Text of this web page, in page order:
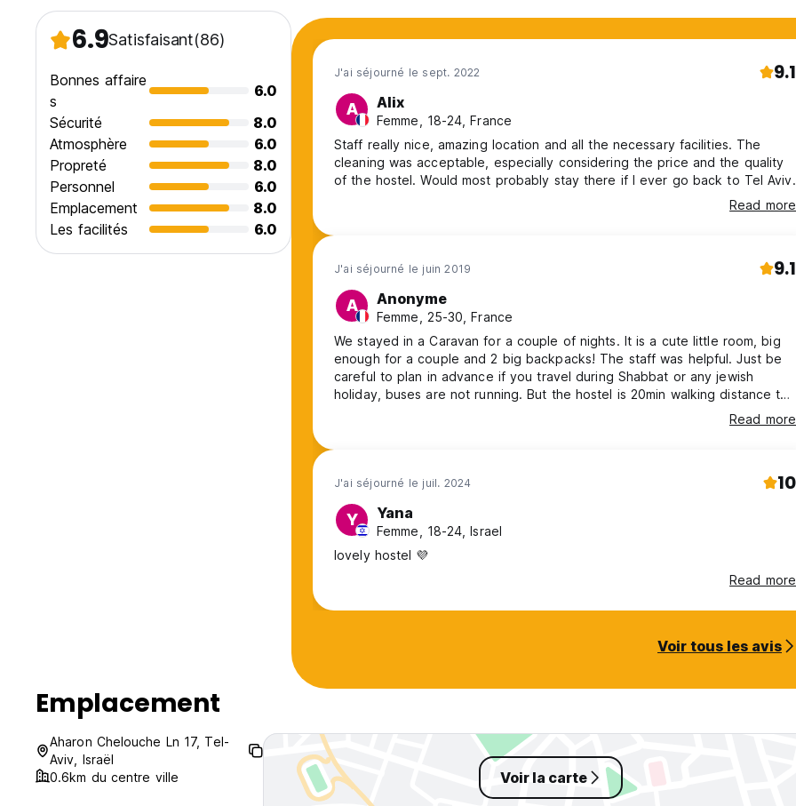
6.9Satisfaisant(86)
Bonnes affaire
s
6.0
Sécurité
8.0
Atmosphère
6.0
Propreté
8.0
Personnel
6.0
Emplacement
8.0
Les facilités
6.0
J'ai séjourné le sept. 2022 9.1
A Alix
Femme, 18-24, France
Staff really nice, amazing location and all the necessary facilities. The
cleaning was acceptable, especially considering the price and the quality
of the hostel. Would most probably stay there if I ever go back to Tel Aviv.
Read more
J'ai séjourné le juin 2019 9.1
A Anonyme
Femme, 25-30, France
We stayed in a Caravan for a couple of nights. It is a cute little room, big
enough for a couple and 2 big backpacks! The staff was helpful. Just be
careful to plan in advance if you travel during Shabbat or any jewish
holiday, buses are not running. But the hostel is 20min walking distance to
the central bus station and 30min from the airport, also 10min to theRead more
J'ai séjourné le juil. 2024 10
Y Yana
Femme, 18-24, Israel
lovely hostel 💜
Read more
Voir tous les avis
Emplacement
Aharon Chelouche Ln 17, Tel-
Aviv, Israël
0.6km du centre ville
Voir la carte